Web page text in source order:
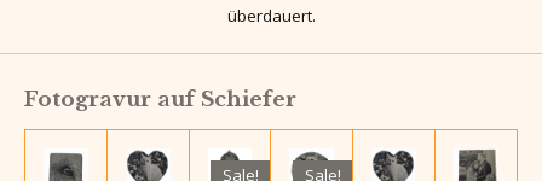
überdauert.
Fotogravur auf Schiefer
Sale! Sale!